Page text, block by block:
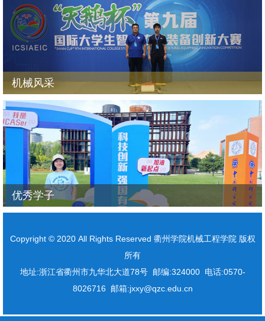
机械风采
优秀学子
Copyright © 2020 All Rights Reserved 衢州学院机械工程学院 版权
所有
地址:浙江省衢州市九华北大道78号 邮编:324000 电话:0570-
8026716 邮箱:jxxy@qzc.edu.cn